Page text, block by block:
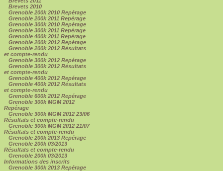
Brevets 2010
Grenoble 200k 2010 Repérage
Grenoble 200k 2011 Repérage
Grenoble 300k 2010 Repérage
Grenoble 300k 2011 Repérage
Grenoble 400k 2011 Repérage
Grenoble 200k 2012 Repérage
Grenoble 200k 2012 Résultats
et compte-rendu
Grenoble 300k 2012 Repérage
Grenoble 300k 2012 Résultats
et compte-rendu
Grenoble 400k 2012 Repérage
Grenoble 400k 2012 Résultats
et compte-rendu
Grenoble 600k 2012 Repérage
Grenoble 300k MGM 2012
Repérage
Grenoble 300k MGM 2012 23/06
Résultats et compte-rendu
Grenoble 300k MGM 2012 21/07
Résultats et compte-rendu
Grenoble 200k 2013 Repérage
Grenoble 200k 03/2013
Résultats et compte-rendu
Grenoble 200k 03/2013
Informations des inscrits
Grenoble 300k 2013 Repérage